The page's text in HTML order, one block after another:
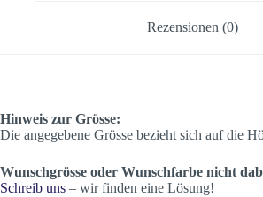
Rezensionen (0)
Hinweis zur Grösse:
Die angegebene Grösse bezieht sich auf die
Wunschgrösse oder Wunschfarbe nicht
Schreib uns – wir finden eine Lösung!